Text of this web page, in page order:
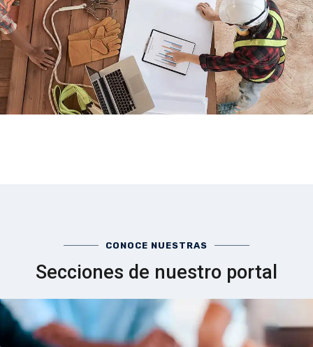
CONOCE NUESTRAS
Secciones de nuestro portal